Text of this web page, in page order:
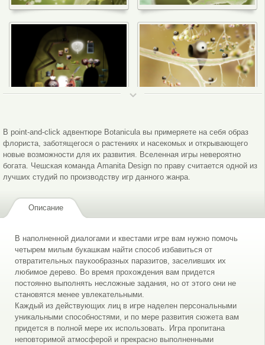
В point-and-click адвентюре Botanicula вы примеряете на себя образ
флориста, заботящегося о растениях и насекомых и открывающего
новые возможности для их развития. Вселенная игры невероятно
богата. Чешская команда Amanita Design по праву считается одной из
лучших студий по производству игр данного жанра.
Описание
В наполненной диалогами и квестами игре вам нужно помочь
четырем милым букашкам найти способ избавиться от
отвратительных паукообразных паразитов, заселивших их
любимое дерево. Во время прохождения вам придется
постоянно выполнять несложные задания, но от этого они не
становятся менее увлекательными.
Каждый из действующих лиц в игре наделен персональными
уникальными способностями, и по мере развития сюжета вам
придется в полной мере их использовать. Игра пропитана
неповторимой атмосферой и прекрасно выполненными